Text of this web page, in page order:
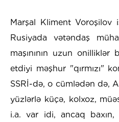
Marşal Kliment Voroşilov
Rusiyada vətəndaş
maşınının uzun
etdiyi məşhur "qırmızı"
SSRİ-də, o cümlədən də,
yüzlərlə küçə, kolxoz,
i.a. var idi, ancaq